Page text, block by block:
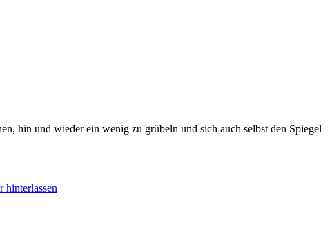
hin und wieder ein wenig zu grübeln und sich auch selbst den Spiegel
hinterlassen